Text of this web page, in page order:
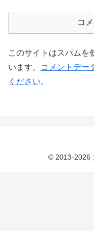
コ
このサイトはスパムを
います。
コメントデー
ください。
© 2013-2026